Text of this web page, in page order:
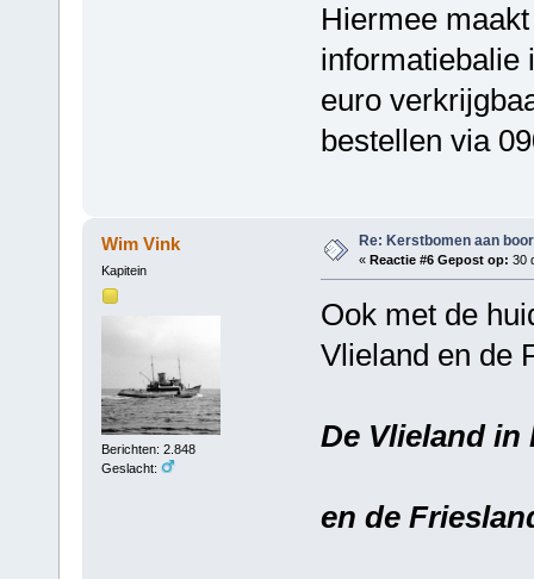
Hiermee
informatiebalie
euro
bestellen via
Wim Vink
Kapitein
Berichten: 2.848
Geslacht:
Re: Kerstbomen aan
« Reactie #6 Gepost op: 30
Ook met de
Vlieland en de
De Vlieland in
en de